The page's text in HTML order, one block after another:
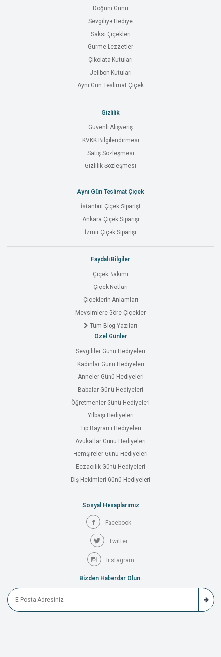
Doğum Günü
Sevgiliye Hediye
Saksı Çiçekleri
Gurme Lezzetler
Çikolata Kutuları
Jelibon Kutuları
Aynı Gün Teslimat Çiçek
Gizlilik
Güvenli Alışveriş
KVKK Bilgilendirmesi
Satış Sözleşmesi
Gizlilik Sözleşmesi
Aynı Gün Teslimat Çiçek
İstanbul Çiçek Siparişi
Ankara Çiçek Siparişi
İzmir Çiçek Siparişi
Faydalı Bilgiler
Çiçek Bakımı
Çiçek Notları
Çiçeklerin Anlamları
Mevsimlere Göre Çiçekler
Tüm Blog Yazıları
Özel Günler
Sevgililer Günü Hediyeleri
Kadınlar Günü Hediyeleri
Anneler Günü Hediyeleri
Babalar Günü Hediyeleri
Öğretmenler Günü Hediyeleri
Yılbaşı Hediyeleri
Tıp Bayramı Hediyeleri
Avukatlar Günü Hediyeleri
Hemşireler Günü Hediyeleri
Eczacılık Günü Hediyeleri
Diş Hekimleri Günü Hediyeleri
Sosyal Hesaplarımız
Facebook
Twitter
Instagram
Bizden Haberdar Olun.